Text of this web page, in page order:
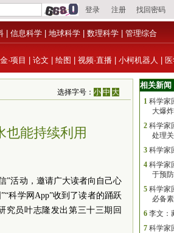
信息科学 地球科学 数理科学 管理综合
·项目 论文 绘图 视频·直播 小柯机器人
选择字号：小 中 大
也能持续利用
”活动，邀请广大读者向自己心
科学网App”收到了读者的踊跃
究员叶志隆发出第三十三期回
相关新闻
1 科学家
大爆炸
2 科学家
处理
3 科学家
4 科学家
于预
5 科学家
必备
6 李文：
7 科学家